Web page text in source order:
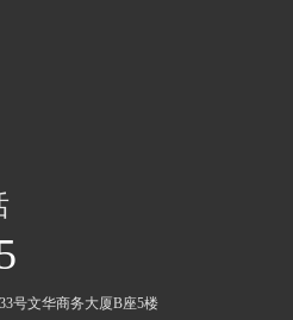
号文华商务大厦B座5楼